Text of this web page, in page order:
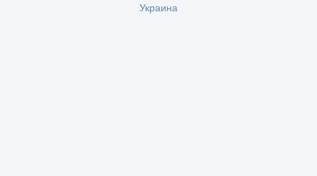
Украина